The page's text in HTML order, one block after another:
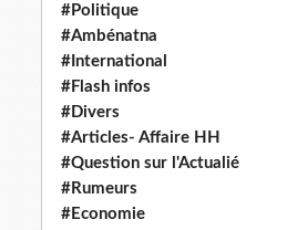
#Politique
#Ambénatna
#International
#Flash infos
#Divers
#Articles- Affaire HH
#Question sur l'Actualié
#Rumeurs
#Economie